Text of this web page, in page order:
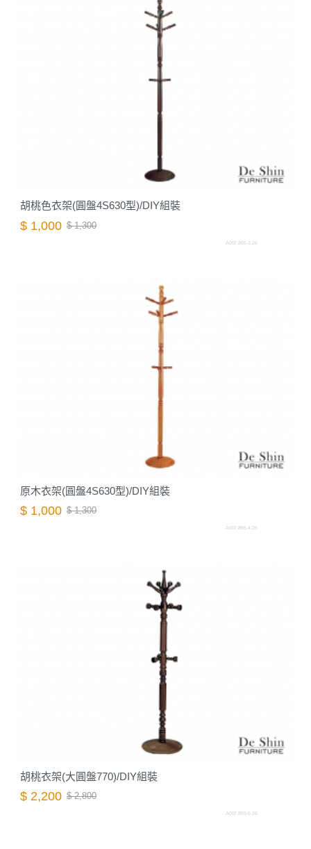
胡桃色衣架(圓盤4S630型)/DIY組裝
$ 1,000 $ 1,300
A007.865-3.26
原木衣架(圓盤4S630型)/DIY組裝
$ 1,000 $ 1,300
A007.865-4.26
胡桃衣架(大圓盤770)/DIY組裝
$ 2,200 $ 2,800
A007.865-5.26